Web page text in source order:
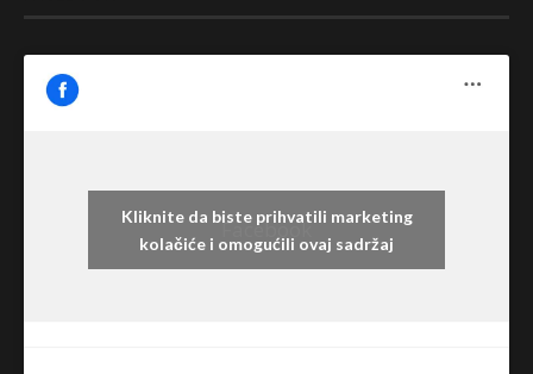
Facebook
Kliknite da biste prihvatili marketing
kolačiće i omogućili ovaj sadržaj